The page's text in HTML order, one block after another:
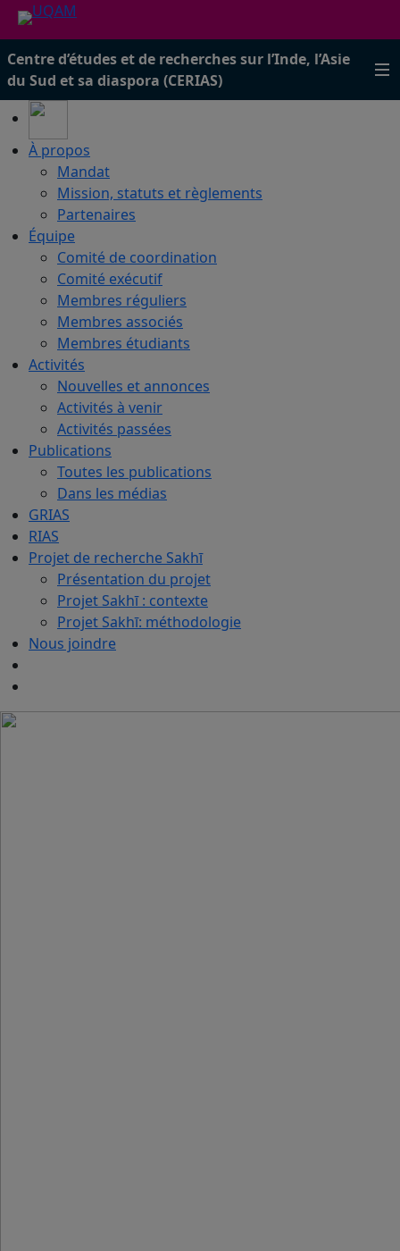
Centre d’études et de recherches sur l’Inde, l’Asie
du Sud et sa diaspora (CERIAS)
À propos
Mandat
Mission, statuts et règlements
Partenaires
Équipe
Comité de coordination
Comité exécutif
Membres réguliers
Membres associés
Membres étudiants
Activités
Nouvelles et annonces
Activités à venir
Activités passées
Publications
Toutes les publications
Dans les médias
GRIAS
RIAS
Projet de recherche Sakhī
Présentation du projet
Projet Sakhī : contexte
Projet Sakhī: méthodologie
Nous joindre